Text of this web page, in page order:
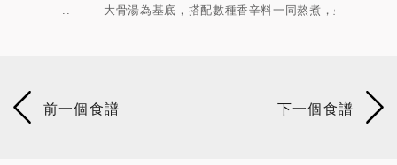
大骨湯為基底，搭配數種香辛料一同熬煮，呈現...